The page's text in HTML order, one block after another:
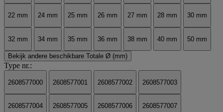
22 mm 24 mm 25 mm 26 mm 27 mm 28 mm 30 mm
32 mm 34 mm 35 mm 36 mm 38 mm 40 mm 50 mm
Bekijk andere beschikbare Totale Ø (mm)
Type nr.:
2608577000 2608577001 2608577002 2608577003
2608577004 2608577005 2608577006 2608577007